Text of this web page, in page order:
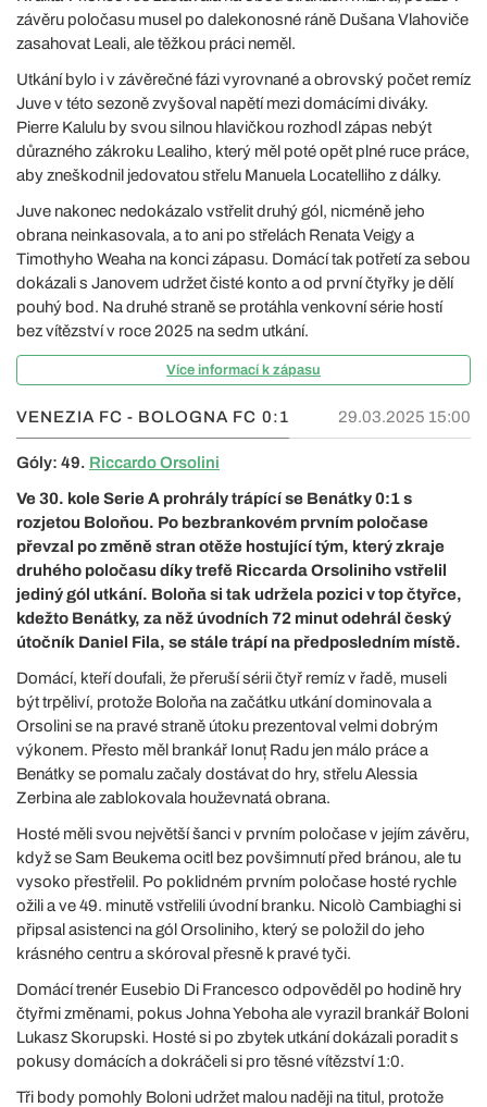
závěru poločasu musel po dalekonosné ráně Dušana Vlahoviče
zasahovat Leali, ale těžkou práci neměl.
Utkání bylo i v závěrečné fázi vyrovnané a obrovský počet remíz
Juve v této sezoně zvyšoval napětí mezi domácími diváky.
Pierre Kalulu by svou silnou hlavičkou rozhodl zápas nebýt
důrazného zákroku Lealiho, který měl poté opět plné ruce práce,
aby zneškodnil jedovatou střelu Manuela Locatelliho z dálky.
Juve nakonec nedokázalo vstřelit druhý gól, nicméně jeho
obrana neinkasovala, a to ani po střelách Renata Veigy a
Timothyho Weaha na konci zápasu. Domácí tak potřetí za sebou
dokázali s Janovem udržet čisté konto a od první čtyřky je dělí
pouhý bod. Na druhé straně se protáhla venkovní série hostí
bez vítězství v roce 2025 na sedm utkání.
Více informací k zápasu
VENEZIA FC - BOLOGNA FC 0:1 29.03.2025 15:00
Góly: 49. Riccardo Orsolini
Ve 30. kole Serie A prohrály trápící se Benátky 0:1 s
rozjetou Boloňou. Po bezbrankovém prvním poločase
převzal po změně stran otěže hostující tým, který zkraje
druhého poločasu díky trefě Riccarda Orsoliniho vstřelil
jediný gól utkání. Boloňa si tak udržela pozici v top čtyřce,
kdežto Benátky, za něž úvodních 72 minut odehrál český
útočník Daniel Fila, se stále trápí na předposledním místě.
Domácí, kteří doufali, že přeruší sérii čtyř remíz v řadě, museli
být trpěliví, protože Boloňa na začátku utkání dominovala a
Orsolini se na pravé straně útoku prezentoval velmi dobrým
výkonem. Přesto měl brankář Ionuț Radu jen málo práce a
Benátky se pomalu začaly dostávat do hry, střelu Alessia
Zerbina ale zablokovala houževnatá obrana.
Hosté měli svou největší šanci v prvním poločase v jejím závěru,
když se Sam Beukema ocitl bez povšimnutí před bránou, ale tu
vysoko přestřelil. Po poklidném prvním poločase hosté rychle
ožili a ve 49. minutě vstřelili úvodní branku. Nicolò Cambiaghi si
připsal asistenci na gól Orsoliniho, který se položil do jeho
krásného centru a skóroval přesně k pravé tyči.
Domácí trenér Eusebio Di Francesco odpověděl po hodině hry
čtyřmi změnami, pokus Johna Yeboha ale vyrazil brankář Boloni
Lukasz Skorupski. Hosté si po zbytek utkání dokázali poradit s
pokusy domácích a dokráčeli si pro těsné vítězství 1:0.
Tři body pomohly Boloni udržet malou naději na titul, protože